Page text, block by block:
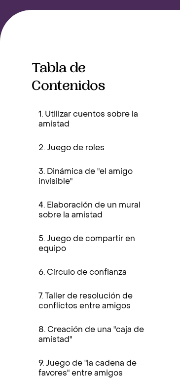
Tabla de
Contenidos
1. Utilizar cuentos sobre la
amistad
2. Juego de roles
3. Dinámica de "el amigo
invisible"
4. Elaboración de un mural
sobre la amistad
5. Juego de compartir en
equipo
6. Círculo de confianza
7. Taller de resolución de
conflictos entre amigos
8. Creación de una "caja de
amistad"
9. Juego de "la cadena de
favores" entre amigos